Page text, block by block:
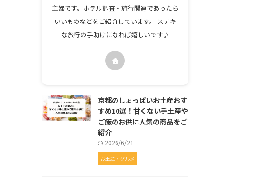
主婦です。ホテル調査・旅行関連であったら
いいものなどをご紹介しています。 ステキ
な旅行の手助けになれば嬉しいです♪
京都のしょっぱいお土産おす
すめ10選！甘くない手土産や
ご飯のお供に人気の商品をご
紹介
2026/6/21
お土産・グルメ